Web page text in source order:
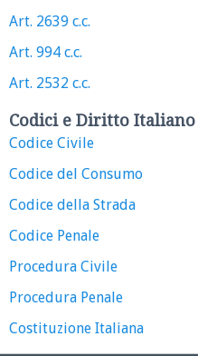
Art. 2639 c.c.
Art. 994 c.c.
Art. 2532 c.c.
Codici e Diritto Italiano
Codice Civile
Codice del Consumo
Codice della Strada
Codice Penale
Procedura Civile
Procedura Penale
Costituzione Italiana